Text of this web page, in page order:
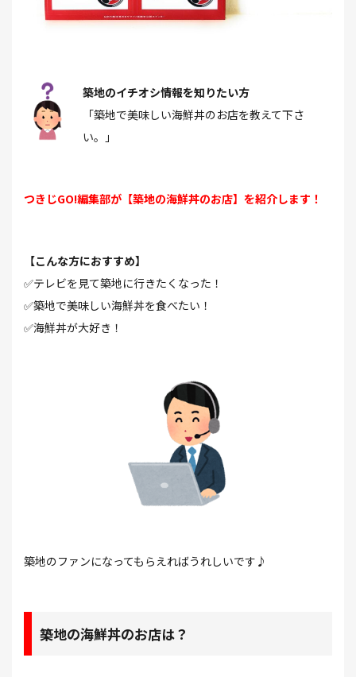
築地のイチオシ情報を知りたい方
「築地で美味しい海鮮丼のお店を教えて下さ
い。」
つきじGO!編集部が【築地の海鮮丼のお店】を紹介します！
【こんな方におすすめ】
✅テレビを見て築地に行きたくなった！
✅築地で美味しい海鮮丼を食べたい！
✅海鮮丼が大好き！
築地のファンになってもらえればうれしいです♪
築地の海鮮丼のお店は？